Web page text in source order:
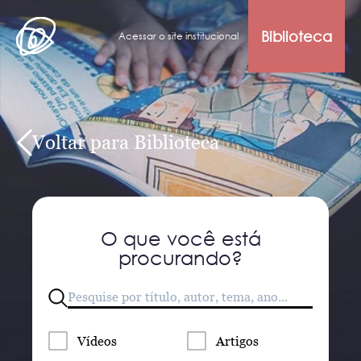
Acessar o site institucional Biblioteca
Voltar para Biblioteca
O que você está
procurando?
Vídeos Artigos